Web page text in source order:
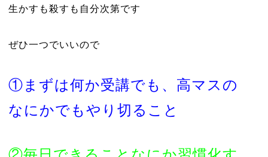
生かすも殺すも自分次第です
ぜひ一つでいいので
①まずは何か受講でも、高マスの
なにかでもやり切ること